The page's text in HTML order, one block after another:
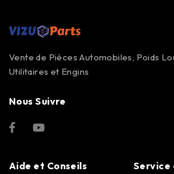
Vente de Pièces Automobiles, Poids
Utilitaires et Engins
Nous Suivre
Aide et Conseils Service